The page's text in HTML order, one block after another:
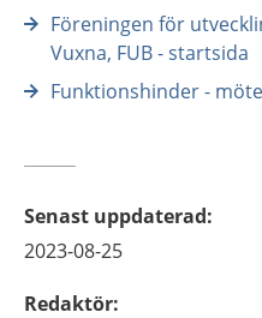
Föreningen för
Vuxna, FUB - startsida
Funktionshinder -
Senast uppdaterad:
2023-08-25
Redaktör: